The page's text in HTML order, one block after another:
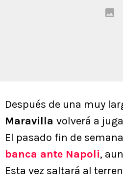
Después de una muy
Maravilla volverá a
El pasado fin de semana
banca ante Napoli,
Esta vez saltará al